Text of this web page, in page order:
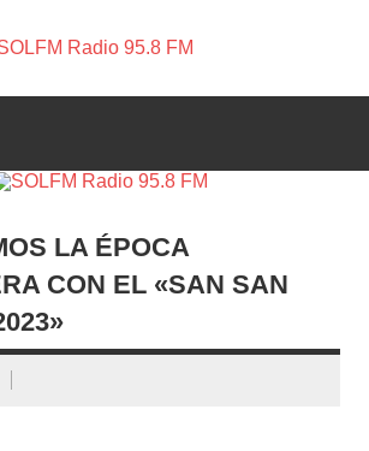
Radio
en Vega Baja y Radio en el Medio
LA ÉPOCA
CON EL «SAN SAN